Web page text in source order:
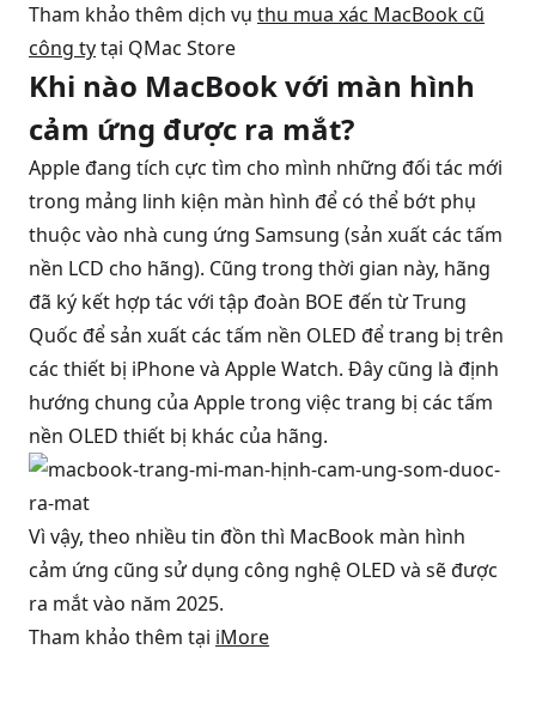
Tham khảo thêm dịch vụ thu mua xác MacBook cũ
công tytại QMac Store
Khi nào MacBook với màn hình
cảm ứng được ra mắt?
Apple đang tích cực tìm cho mình những đối tác mới
trong mảng linh kiện màn hình để có thể bớt phụ
thuộc vào nhà cung ứng Samsung (sản xuất các tấm
nền LCD cho hãng). Cũng trong thời gian này, hãng
đã ký kết hợp tác với tập đoàn BOE đến từ Trung
Quốc để sản xuất các tấm nền OLED để trang bị trên
các thiết bị iPhone và Apple Watch. Đây cũng là định
hướng chung của Apple trong việc trang bị các tấm
nền OLED thiết bị khác của hãng.
Vì vậy, theo nhiều tin đồn thì MacBook màn hình
cảm ứng cũng sử dụng công nghệ OLED và sẽ được
ra mắt vào năm 2025.
Tham khảo thêm tại iMore